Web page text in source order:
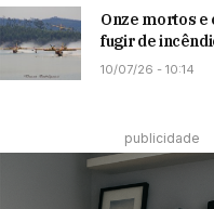
Onze mortos e
fugir de
10/07/26 - 10:14
publicidade